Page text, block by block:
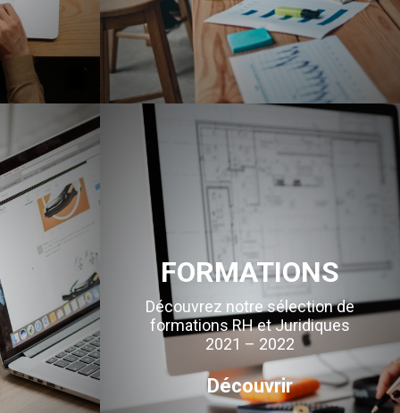
FORMATIONS
Découvrez notre sélection de
formations RH et Juridiques
2021 – 2022
Découvrir